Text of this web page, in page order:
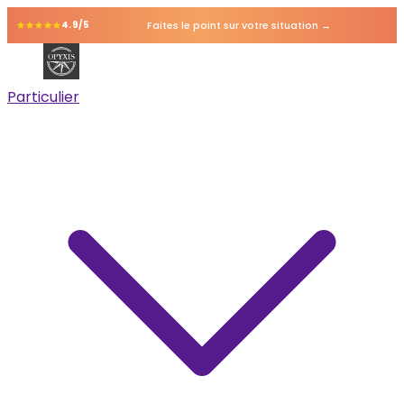
4.9/5 Faites le point sur votre situation →
Particulier